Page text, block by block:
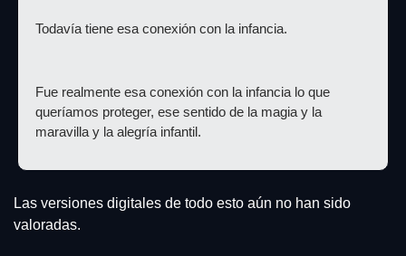
Todavía tiene esa conexión con la infancia.
Fue realmente esa conexión con la infancia lo que
queríamos proteger, ese sentido de la magia y la
maravilla y la alegría infantil.
Las versiones digitales de todo esto aún no han sido
valoradas.